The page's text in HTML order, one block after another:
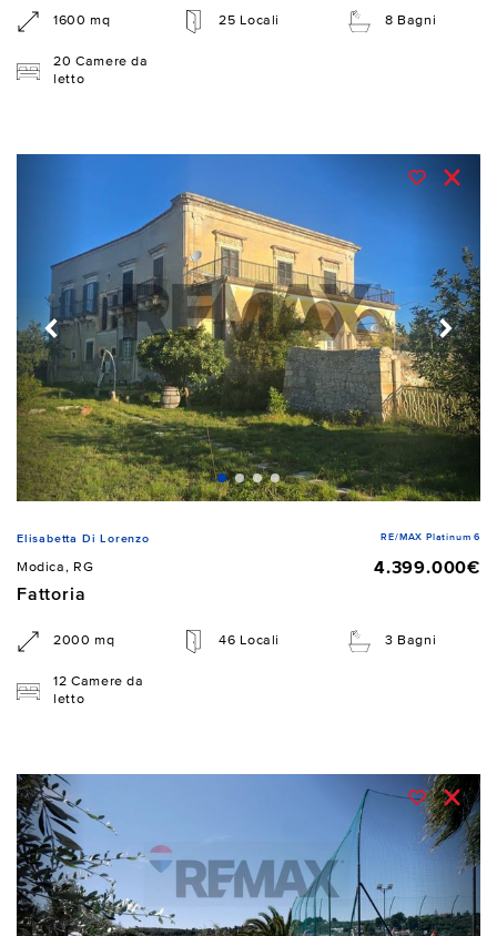
1600 mq 25 Locali 8 Bagni
20 Camere da
letto
Elisabetta Di Lorenzo RE/MAX Platinum 6
Modica, RG
4.399.000€
Fattoria
2000 mq 46 Locali 3 Bagni
12 Camere da
letto